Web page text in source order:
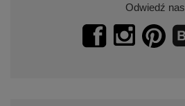
Odwiedź nas